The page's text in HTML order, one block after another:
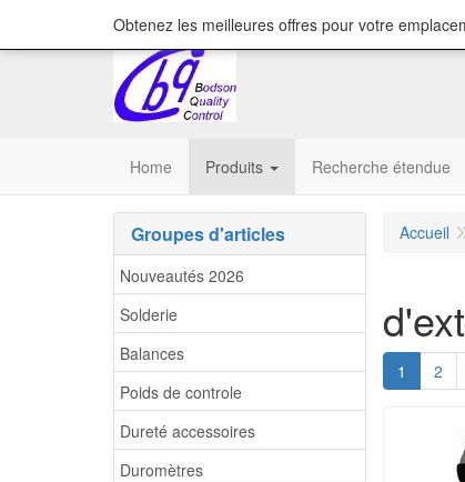
Home Produits Recherche étendue
Groupes d'articles
Nouveautés 2026
Solderie
Balances
Poids de controle
Dureté accessoires
Duromètres
Accueil
1 2
Obtenez les meilleures offres pour votre